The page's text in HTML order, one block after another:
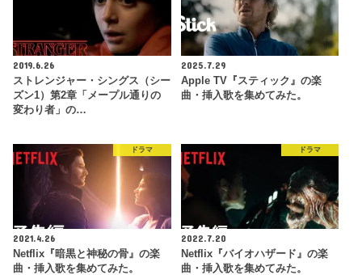
2019.6.26
ストレンジャー・シングス（シー
ズン1）第2章「メープル通りの
変わり者」の…
2025.7.29
Apple TV『スティック』の楽
曲・挿入歌を集めてみた。
ドラマ
2021.4.26
Netflix『暗黒と神秘の骨』の楽
曲・挿入歌を集めてみた。
ドラマ
2022.7.20
Netflix『バイオハザード』の楽
曲・挿入歌を集めてみた。